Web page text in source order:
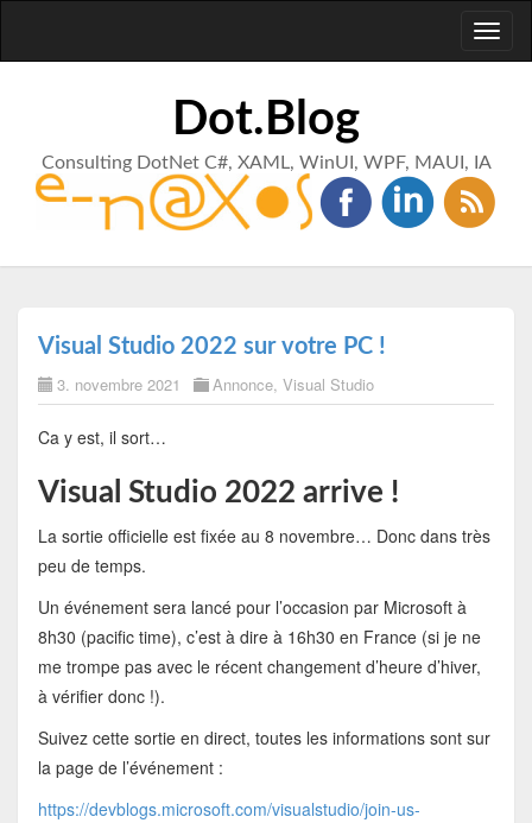
Dot.Blog
Consulting DotNet C#, XAML, WinUI, WPF, MAUI, IA
Visual Studio 2022 sur votre PC !
3. novembre 2021 Annonce, Visual Studio
Ca y est, il sort…
Visual Studio 2022 arrive !
La sortie officielle est fixée au 8 novembre… Donc dans très
peu de temps.
Un événement sera lancé pour l’occasion par Microsoft à
8h30 (pacific time), c’est à dire à 16h30 en France (si je ne
me trompe pas avec le récent changement d’heure d’hiver,
à vérifier donc !).
Suivez cette sortie en direct, toutes les informations sont sur
la page de l’événement :
https://devblogs.microsoft.com/visualstudio/join-us-